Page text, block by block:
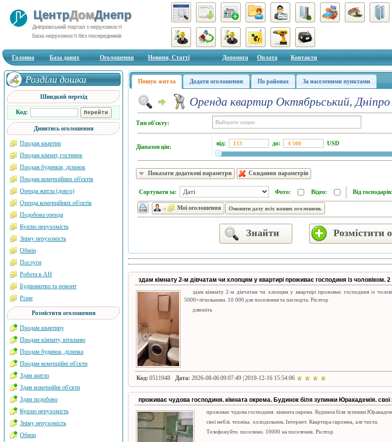
ЦентрДомДнепр
Дніпровський портал з нерухомості
База нерухомості без посередників
Головна База даних Оголошення Новини, Статті Допомога Оплата Контакти
Пошук житла Додати оголошення По районах За населеними пунктами
Оренда квартир Октябрьський, Дніпро
Тип об'єкту:
Діапазон цін: від: до: USD
Показати додаткові параметри Скидання параметрів
Сортувати за: Фото: Відео: Від господарів:
-> Мої оголошення
Розмістити
Знайти
здам кімнату 2-м дівчатам чи хлопцям у квартирі проживає господиня із чоловіком.
здам кімнату 2-м дівчатам чи хлопцям у квартирі проживає господиня із
5000+лічильники. 10 000 для поселення та паспорта. Рієлтор
дзвоніть
Код: 0511948 Дата: 2026-08-06 09:07:49 | 2019-12-16 15:54:06
проживає чудова господиня. кімната окрема. Будинок біля зупинки Юракадемія. свої
проживає чудова господиня. кімната окрема. Будинок біля зупинки
свої меблі. техніка. холодильник. Інтернет. Квартира скромна, але чиста.
Телефонуйте. поселимо. 10000 на поселення. Рієлтор
Розділи дошки
Швидкий перехід
Код:
Дивитись оголошення
Продаж квартир
Продаж кімнат, гостинок
Продаж будинків, ділянок
Продаж комерційних об'єктів
Оренда житла (довго)
Оренда комерційних об'єктів
Подобова оренда
Куплю нерухомість
Зніму нерухомість
Обмін
Послуги
Робота в АН
Будівництво та ремонт
Різне
Розмістити оголошення
Продам квартиру
Продам кімнату, вітальню
Продам будинок, ділянка
Продам комерційні об'єкти
Здам житло
Здам комерційні об'єкти
Здам подобово
Куплю нерухомість
Зніму нерухомість
Обмін